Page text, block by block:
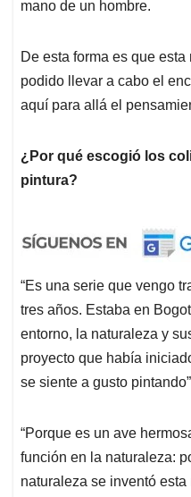
mano de un hombre.
De esta forma es que
podido llevar a cabo el
aquí para allá el
¿Por qué escogió los
pintura?
“Es una serie que vengo
tres años. Estaba en
entorno, la naturaleza y
proyecto que había
se siente a gusto
“Porque es un ave
función en la naturaleza:
naturaleza se inventó